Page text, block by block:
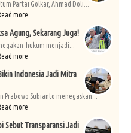
Partai Golkar, Ahmad Doli...
more
Agung, Sekarang Juga!
hukum menjadi...
more
Indonesia Jadi Mitra
Prabowo Subianto menegaskan...
more
Sebut Transparansi Jadi